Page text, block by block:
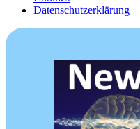
Datenschutzerklärung